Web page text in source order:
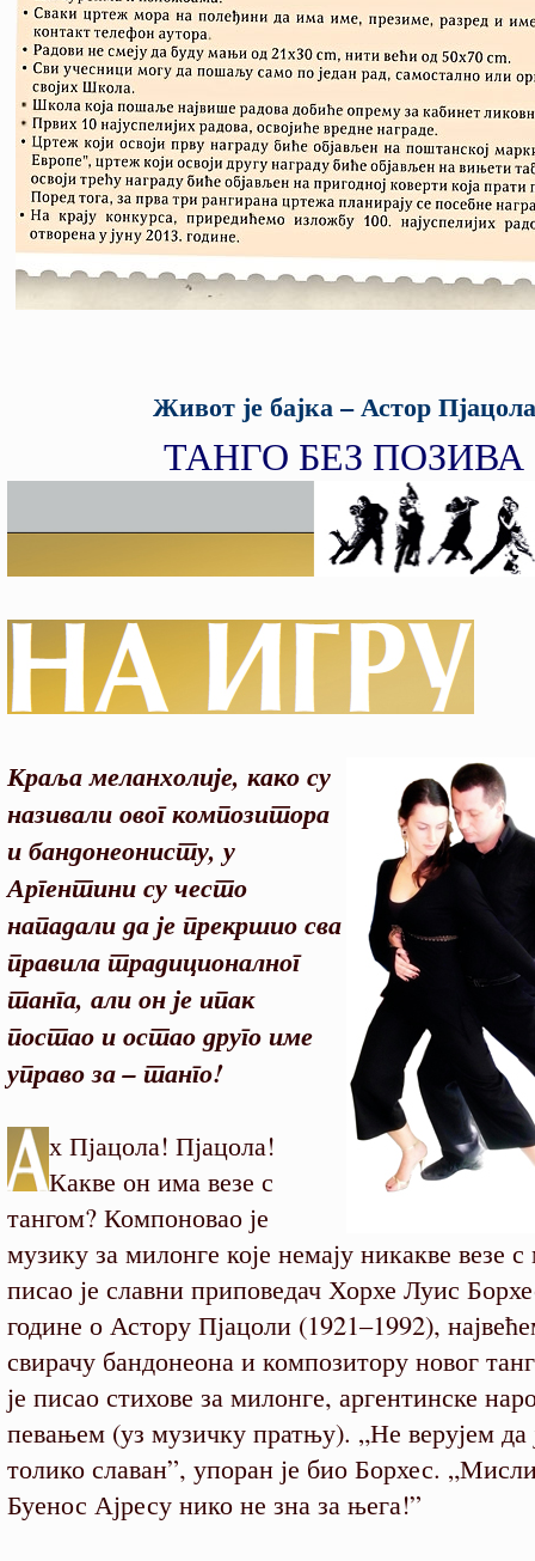
Живот је бајка – Астор Пјацола
ТАНГО БЕЗ ПОЗИВА
Краља меланхолије, како су
називали овог композитора
и бандонеонисту, у
Аргентини су често
нападали да је прекршио сва
правила традиционалног
танга, али он је ипак
постао и остао друго име
управо за – танго!
х Пјацола! Пјацола!
Какве он има везе с
тангом? Компоновао је
музику за милонге које немају никакве везе
писао је славни приповедач Хорхе Луис
године о Астору Пјацоли (1921–1992),
свирачу бандонеона и композитору новог
је писао стихове за милонге, аргентинске
певањем (уз музичку пратњу). „Не верујем да
толико славан”, упоран је био Борхес.
Буенос Ајресу нико не зна за њега!”